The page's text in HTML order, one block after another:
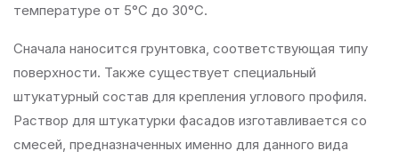
температуре от 5°C дo 30°C.
Сначала наносится грунтовка, соответствующая типу
поверхности. Также существует специальный
штукатурный состав для крепления углового профиля.
Раствор для штукатурки фасадов изготавливается со
смесей, предназначенных именно для данного вида